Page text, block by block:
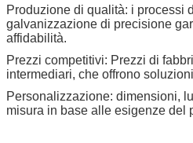
Produzione di qualità: i processi
galvanizzazione di precisione
affidabilità.
Prezzi competitivi: Prezzi di
intermediari, che offrono
Personalizzazione: dimensioni,
misura in base alle esigenze del